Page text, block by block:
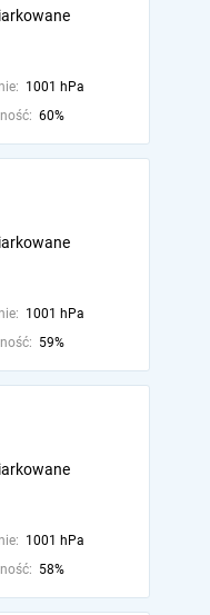
1001 hPa
60%
1001 hPa
59%
1001 hPa
58%